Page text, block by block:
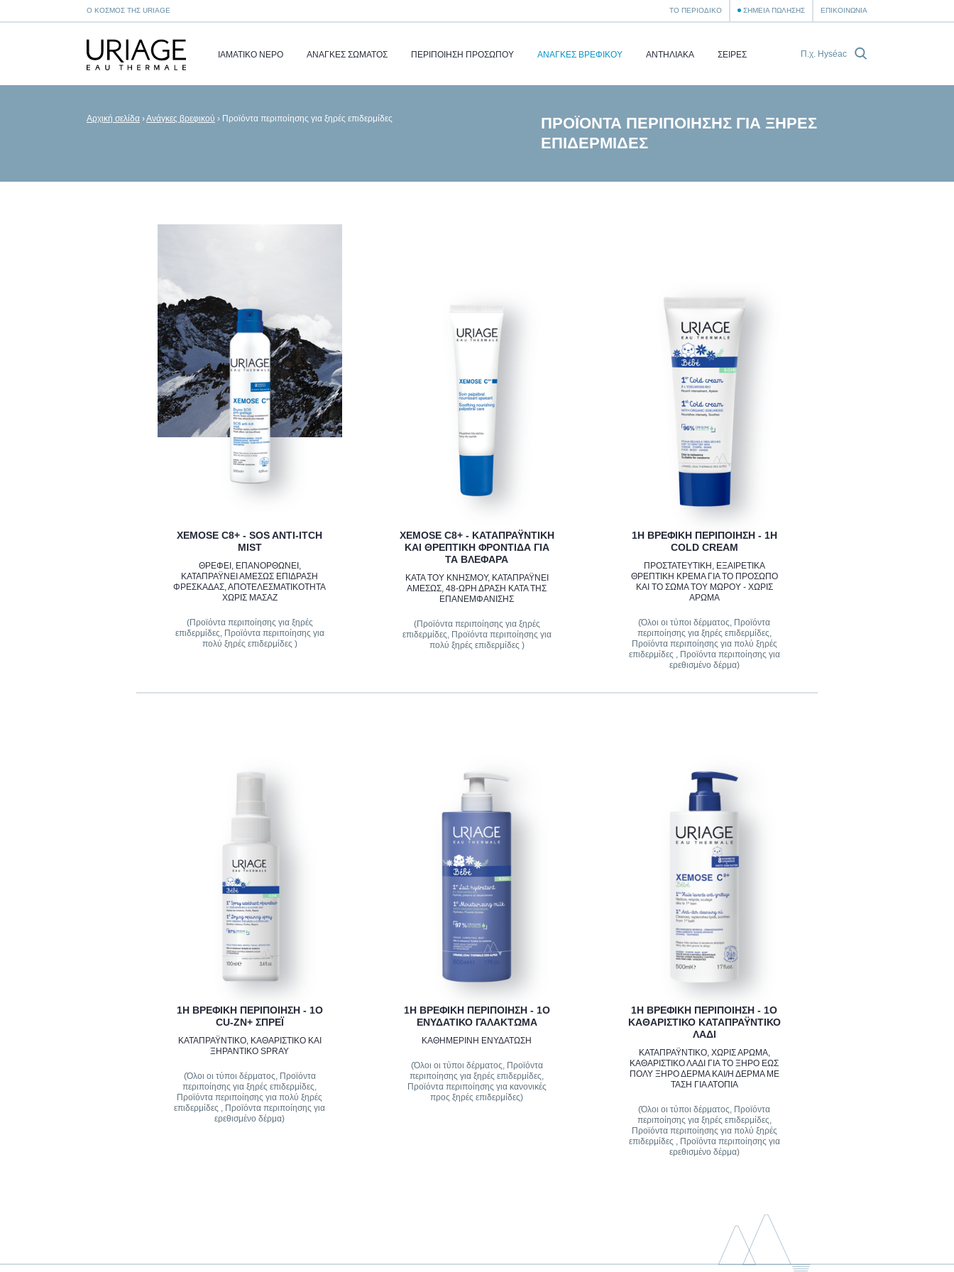
Ο ΚΌΣΜΟΣ ΤΗΣ URIAGE ΤΟ ΠΕΡΙΟΔΙΚΌ ΣΗΜΕΊΑ ΠΏΛΗΣΗΣ ΕΠΙΚΟΙΝΩΝΊΑ
ΙΑΜΑΤΙΚΌ ΝΕΡΌ ΑΝΆΓΚΕΣ ΣΏΜΑΤΟΣ ΠΕΡΙΠΟΙΗΣΗ ΠΡΟΣΩΠΟΥ ΑΝΆΓΚΕΣ ΒΡΕΦΙΚΟΎ ΑΝΤΗΛΙΑΚΆ ΣΕΙΡΈΣ
Αρχική σελίδα ›Ανάγκες βρεφικού › Προϊόντα περιποίησης για ξηρές επιδερμίδες
ΠΡΟΪΌΝΤΑ ΠΕΡΙΠΟΊΗΣΗΣ ΓΙΑ ΞΗΡΈΣ
ΕΠΙΔΕΡΜΊΔΕΣ
XEMOSE C8+ - SOS ANTI-ITCH
MIST
ΘΡΈΦΕΙ, ΕΠΑΝΟΡΘΏΝΕΙ,
ΚΑΤΑΠΡΑΫ́ΝΕΙ ΑΜΈΣΩΣ ΕΠΊΔΡΑΣΗ
ΦΡΕΣΚΆΔΑΣ, ΑΠΟΤΕΛΕΣΜΑΤΙΚΌΤΗΤΑ
ΧΩΡΊΣ ΜΑΣΆΖ
(Προϊόντα περιποίησης για ξηρές
επιδερμίδες, Προϊόντα περιποίησης για
πολύ ξηρές επιδερμίδες )
XEMOSE C8+ - ΚΑΤΑΠΡΑΫΝΤΙΚΉ
ΚΑΙ ΘΡΕΠΤΙΚΉ ΦΡΟΝΤΊΔΑ ΓΙΑ
ΤΑ ΒΛΈΦΑΡΑ
ΚΑΤΆ ΤΟΥ ΚΝΗΣΜΟΎ, ΚΑΤΑΠΡΑΫ́ΝΕΙ
ΑΜΈΣΩΣ, 48-ΩΡΗ ΔΡΆΣΗ ΚΑΤΆ ΤΗΣ
ΕΠΑΝΕΜΦΆΝΙΣΗΣ
(Προϊόντα περιποίησης για ξηρές
επιδερμίδες, Προϊόντα περιποίησης για
πολύ ξηρές επιδερμίδες )
1Η ΒΡΕΦΙΚΗ ΠΕΡΙΠΟΙΗΣΗ - 1Η
COLD CREAM
ΠΡΟΣΤΑΤΕΥΤΙΚΗ, ΕΞΑΙΡΕΤΙΚΑ
ΘΡΕΠΤΙΚΗ ΚΡΕΜΑ ΓΙΑ ΤΟ ΠΡΟΣΩΠΟ
ΚΑΙ ΤΟ ΣΩΜΑ ΤΟΥ ΜΩΡΟΥ - ΧΩΡΙΣ
ΑΡΩΜΑ
(Όλοι οι τύποι δέρματος, Προϊόντα
περιποίησης για ξηρές επιδερμίδες,
Προϊόντα περιποίησης για πολύ ξηρές
επιδερμίδες , Προϊόντα περιποίησης για
ερεθισμένο δέρμα)
1Η ΒΡΕΦΙΚΗ ΠΕΡΙΠΟΙΗΣΗ - 1Ο
CU-ZN+ ΣΠΡΕΪ
ΚΑΤΑΠΡΑΫΝΤΙΚΟ, ΚΑΘΑΡΙΣΤΙΚΟ ΚΑΙ
ΞΗΡΑΝΤΙΚΟ SPRAY
(Όλοι οι τύποι δέρματος, Προϊόντα
περιποίησης για ξηρές επιδερμίδες,
Προϊόντα περιποίησης για πολύ ξηρές
επιδερμίδες , Προϊόντα περιποίησης για
ερεθισμένο δέρμα)
1Η ΒΡΕΦΙΚΗ ΠΕΡΙΠΟΙΗΣΗ - 1Ο
ΕΝΥΔΑΤΙΚΟ ΓΑΛΑΚΤΩΜΑ
ΚΑΘΗΜΕΡΙΝΗ ΕΝΥΔΑΤΩΣΗ
(Όλοι οι τύποι δέρματος, Προϊόντα
περιποίησης για ξηρές επιδερμίδες,
Προϊόντα περιποίησης για κανονικές
προς ξηρές επιδερμίδες)
1Η ΒΡΕΦΙΚΗ ΠΕΡΙΠΟΙΗΣΗ - 1Ο
ΚΑΘΑΡΙΣΤΙΚΟ ΚΑΤΑΠΡΑΫΝΤΙΚΟ
ΛΑΔΙ
ΚΑΤΑΠΡΑΫΝΤΙΚΟ, ΧΩΡΙΣ ΑΡΩΜΑ,
ΚΑΘΑΡΙΣΤΙΚΟ ΛΑΔΙ ΓΙΑ ΤΟ ΞΗΡΟ ΕΩΣ
ΠΟΛΥ ΞΗΡΟ ΔΕΡΜΑ ΚΑΙ/Η ΔΕΡΜΑ ΜΕ
ΤΑΣΗ ΓΙΑ ΑΤΟΠΙΑ
(Όλοι οι τύποι δέρματος, Προϊόντα
περιποίησης για ξηρές επιδερμίδες,
Προϊόντα περιποίησης για πολύ ξηρές
επιδερμίδες , Προϊόντα περιποίησης για
ερεθισμένο δέρμα)